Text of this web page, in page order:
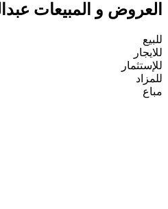
العروض و المبيعات
للبيع
للايجار
للإستثمار
للمزاد
مباع